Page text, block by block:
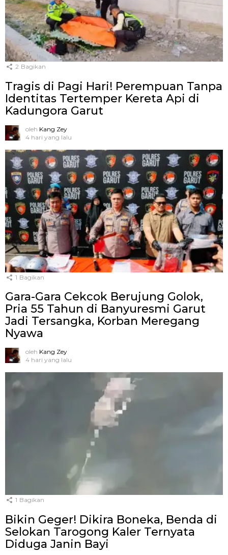
2 Bagikan
Tragis di Pagi Hari! Perempuan Tanpa
Identitas Tertemper Kereta Api di
Kadungora Garut
oleh Kang Zey
4 hari yang lalu
1 Bagikan
Gara-Gara Cekcok Berujung Golok,
Pria 55 Tahun di Banyuresmi Garut
Jadi Tersangka, Korban Meregang
Nyawa
oleh Kang Zey
4 hari yang lalu
1 Bagikan
Bikin Geger! Dikira Boneka, Benda di
Selokan Tarogong Kaler Ternyata
Diduga Janin Bayi